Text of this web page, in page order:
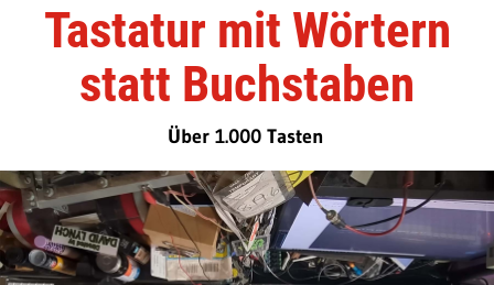
Tastatur mit Wörtern
statt Buchstaben
Über 1.000 Tasten